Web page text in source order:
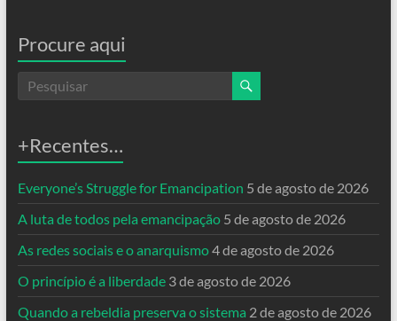
Procure aqui
+Recentes…
Everyone’s Struggle for Emancipation 5 de agosto de 2026
A luta de todos pela emancipação 5 de agosto de 2026
As redes sociais e o anarquismo4 de agosto de 2026
O princípio é a liberdade 3 de agosto de 2026
Quando a rebeldia preserva o sistema 2 de agosto de 2026